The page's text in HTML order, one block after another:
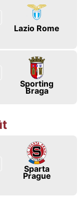
Lazio Rome
Sporting
Braga
Sparta
Prague